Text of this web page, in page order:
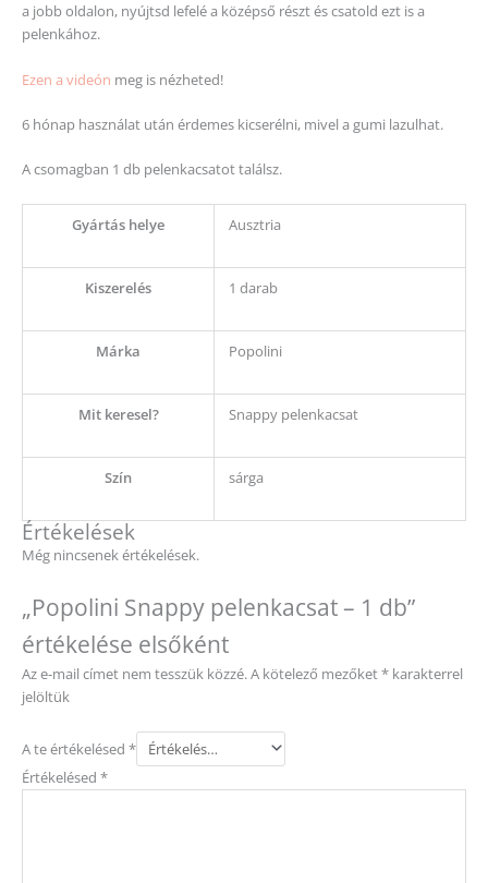
a jobb oldalon, nyújtsd lefelé a középső részt és csatold ezt is a
pelenkához.
Ezen a videón meg is nézheted!
6 hónap használat után érdemes kicserélni, mivel a gumi lazulhat.
A csomagban 1 db pelenkacsatot találsz.
Gyártás helye Ausztria
Kiszerelés 1 darab
Márka Popolini
Mit keresel? Snappy pelenkacsat
Szín sárga
Értékelések
Még nincsenek értékelések.
„Popolini Snappy pelenkacsat – 1 db”
értékelése elsőként
Az e-mail címet nem tesszük közzé.A kötelező mezőket* karakterrel
jelöltük
A te értékelésed *
Értékelésed *